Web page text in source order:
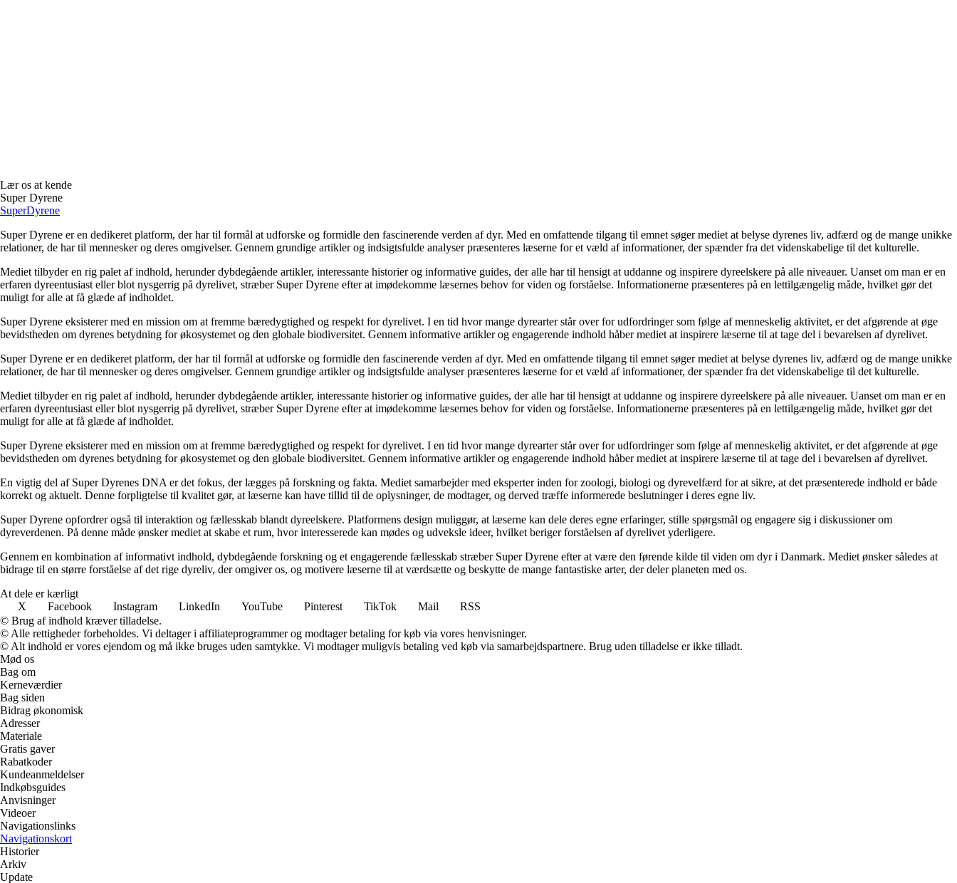
Lær os at kende
Super Dyrene
SuperDyrene
Super Dyrene er en dedikeret platform, der har til formål at udforske og formidle den fascinerende verden af dyr. Med en omfattende tilgang til emnet søger mediet at belyse dyrenes liv, adfærd og de mange unikke
relationer, de har til mennesker og deres omgivelser. Gennem grundige artikler og indsigtsfulde analyser præsenteres læserne for et væld af informationer, der spænder fra det videnskabelige til det kulturelle.
Mediet tilbyder en rig palet af indhold, herunder dybdegående artikler, interessante historier og informative guides, der alle har til hensigt at uddanne og inspirere dyreelskere på alle niveauer. Uanset om man er en
erfaren dyreentusiast eller blot nysgerrig på dyrelivet, stræber Super Dyrene efter at imødekomme læsernes behov for viden og forståelse. Informationerne præsenteres på en lettilgængelig måde, hvilket gør det
muligt for alle at få glæde af indholdet.
Super Dyrene eksisterer med en mission om at fremme bæredygtighed og respekt for dyrelivet. I en tid hvor mange dyrearter står over for udfordringer som følge af menneskelig aktivitet, er det afgørende at øge
bevidstheden om dyrenes betydning for økosystemet og den globale biodiversitet. Gennem informative artikler og engagerende indhold håber mediet at inspirere læserne til at tage del i bevarelsen af dyrelivet.
Super Dyrene er en dedikeret platform, der har til formål at udforske og formidle den fascinerende verden af dyr. Med en omfattende tilgang til emnet søger mediet at belyse dyrenes liv, adfærd og de mange unikke
relationer, de har til mennesker og deres omgivelser. Gennem grundige artikler og indsigtsfulde analyser præsenteres læserne for et væld af informationer, der spænder fra det videnskabelige til det kulturelle.
Mediet tilbyder en rig palet af indhold, herunder dybdegående artikler, interessante historier og informative guides, der alle har til hensigt at uddanne og inspirere dyreelskere på alle niveauer. Uanset om man er en
erfaren dyreentusiast eller blot nysgerrig på dyrelivet, stræber Super Dyrene efter at imødekomme læsernes behov for viden og forståelse. Informationerne præsenteres på en lettilgængelig måde, hvilket gør det
muligt for alle at få glæde af indholdet.
Super Dyrene eksisterer med en mission om at fremme bæredygtighed og respekt for dyrelivet. I en tid hvor mange dyrearter står over for udfordringer som følge af menneskelig aktivitet, er det afgørende at øge
bevidstheden om dyrenes betydning for økosystemet og den globale biodiversitet. Gennem informative artikler og engagerende indhold håber mediet at inspirere læserne til at tage del i bevarelsen af dyrelivet.
En vigtig del af Super Dyrenes DNA er det fokus, der lægges på forskning og fakta. Mediet samarbejder med eksperter inden for zoologi, biologi og dyrevelfærd for at sikre, at det præsenterede indhold er både
korrekt og aktuelt. Denne forpligtelse til kvalitet gør, at læserne kan have tillid til de oplysninger, de modtager, og derved træffe informerede beslutninger i deres egne liv.
Super Dyrene opfordrer også til interaktion og fællesskab blandt dyreelskere. Platformens design muliggør, at læserne kan dele deres egne erfaringer, stille spørgsmål og engagere sig i diskussioner om
dyreverdenen. På denne måde ønsker mediet at skabe et rum, hvor interesserede kan mødes og udveksle ideer, hvilket beriger forståelsen af dyrelivet yderligere.
Gennem en kombination af informativt indhold, dybdegående forskning og et engagerende fællesskab stræber Super Dyrene efter at være den førende kilde til viden om dyr i Danmark. Mediet ønsker således at
bidrage til en større forståelse af det rige dyreliv, der omgiver os, og motivere læserne til at værdsætte og beskytte de mange fantastiske arter, der deler planeten med os.
At dele er kærligt
X
Facebook Instagram LinkedIn YouTube Pinterest TikTok Mail
RSS
© Brug af indhold kræver tilladelse.
© Alle rettigheder forbeholdes. Vi deltager i affiliateprogrammer og modtager betaling for køb via vores henvisninger.
© Alt indhold er vores ejendom og må ikke bruges uden samtykke. Vi modtager muligvis betaling ved køb via samarbejdspartnere. Brug uden tilladelse er ikke tilladt.
Mød os
Bag om
Kerneværdier
Bag siden
Bidrag økonomisk
Adresser
Materiale
Gratis gaver
Rabatkoder
Kundeanmeldelser
Indkøbsguides
Anvisninger
Videoer
Navigationslinks
Navigationskort
Historier
Arkiv
Update